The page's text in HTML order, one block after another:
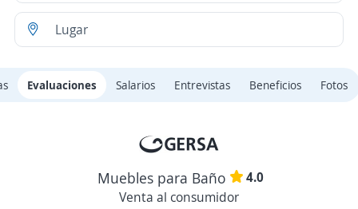
Evaluaciones Salarios Entrevistas Beneficios Fotos
Muebles para Baño
4.0
Venta al consumidor